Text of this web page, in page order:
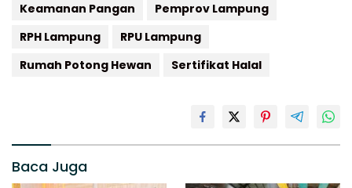
Keamanan Pangan
Pemprov Lampung
RPH Lampung
RPU Lampung
Rumah Potong Hewan
Sertifikat Halal
Baca Juga